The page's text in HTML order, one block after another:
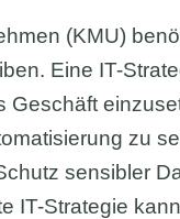
(KMU)
Eine IT-
zu
sensibler
IT-Strategie